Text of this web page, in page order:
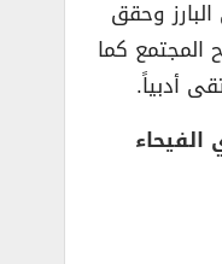
وحقق
المجتمع كما
أدبياً.